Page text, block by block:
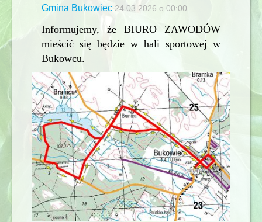
Gmina Bukowiec 24.03.2026 o 00:00
Informujemy, że BIURO ZAWODÓW
mieścić się będzie w hali sportowej w
Bukowcu.